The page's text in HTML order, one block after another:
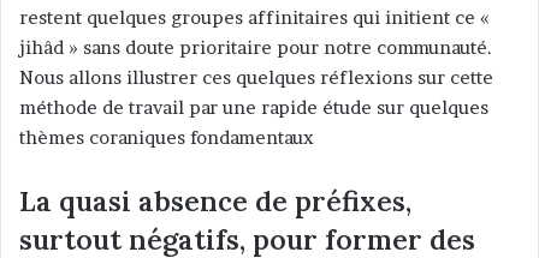
restent quelques groupes affinitaires qui initient ce «
jihâd » sans doute prioritaire pour notre communauté.
Nous allons illustrer ces quelques réflexions sur cette
méthode de travail par une rapide étude sur quelques
thèmes coraniques fondamentaux
La quasi absence de préfixes,
surtout négatifs, pour former des